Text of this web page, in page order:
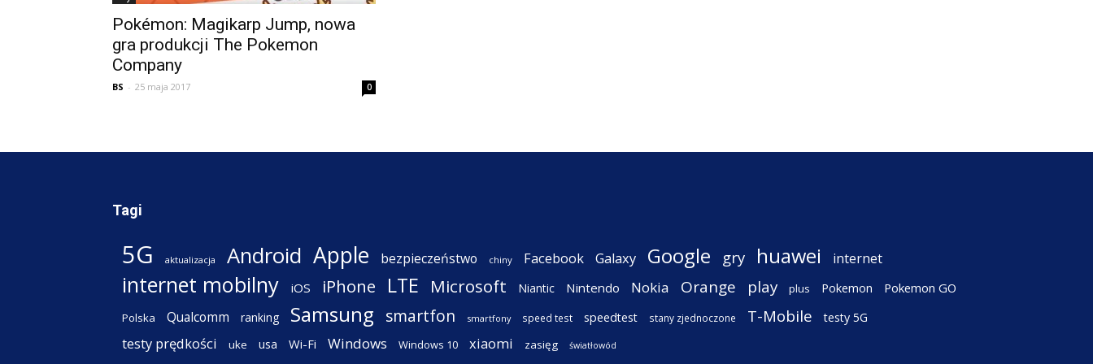
Pokémon: Magikarp Jump, nowa
gra produkcji The Pokemon
Company
BS - 25 maja 2017 0
Tagi
5G aktualizacja Android Apple bezpieczeństwo chiny Facebook Galaxy Google gry huawei internet
internet mobilny iOS iPhone LTE Microsoft Niantic Nintendo Nokia Orange play plus Pokemon Pokemon GO
Polska Qualcomm ranking Samsung smartfon smartfony speed test speedtest stany zjednoczone T-Mobile testy 5G
testy prędkości uke usa Wi-Fi Windows Windows 10 xiaomi zasięg światłowód